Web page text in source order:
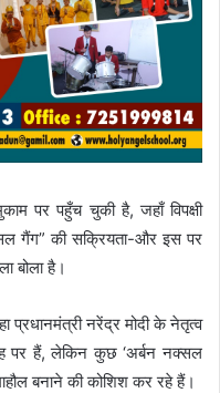
पर पहुँच चुकी है, जहाँ विपक्षी
गैंग” की सक्रियता-और इस पर
बोला है।
नरेंद्र मोदी के नेतृत्व
पर हैं, लेकिन कुछ ‘अर्बन नक्सल
बनाने की कोशिश कर रहे हैं।